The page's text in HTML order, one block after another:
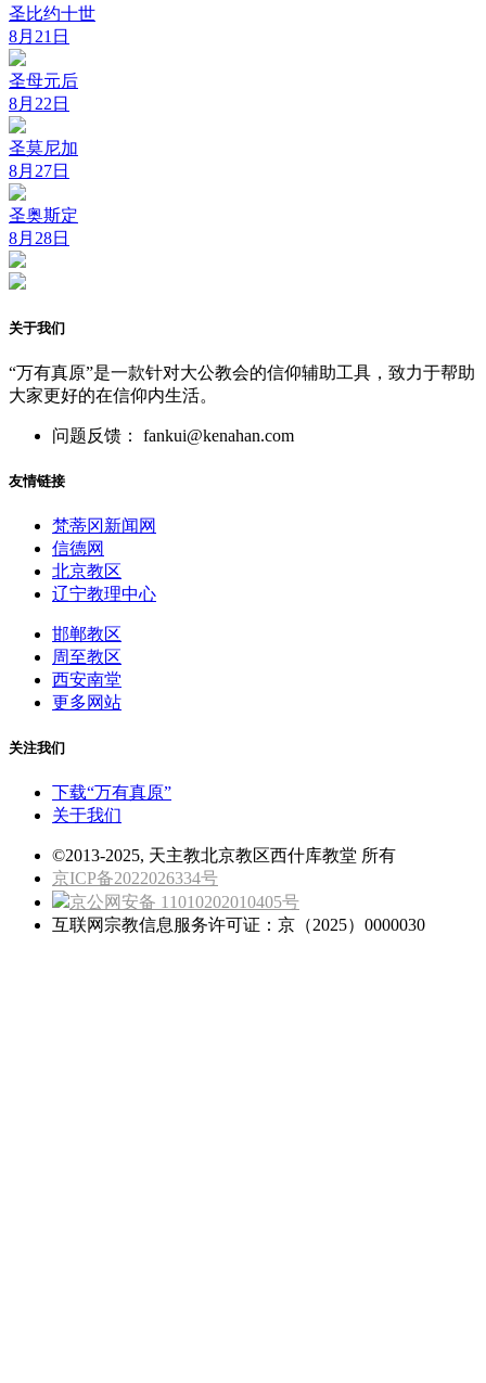
圣比约十世
8月21日
圣母元后
8月22日
圣莫尼加
8月27日
圣奥斯定
8月28日
关于我们
“万有真原”是一款针对大公教会的信仰辅助工具，致力于帮助
大家更好的在信仰内生活。
问题反馈： fankui@kenahan.com
友情链接
梵蒂冈新闻网
信德网
北京教区
辽宁教理中心
邯郸教区
周至教区
西安南堂
更多网站
关注我们
下载“万有真原”
关于我们
©2013-2025, 天主教北京教区西什库教堂 所有
京ICP备2022026334号
京公网安备 11010202010405号
互联网宗教信息服务许可证：京（2025）0000030